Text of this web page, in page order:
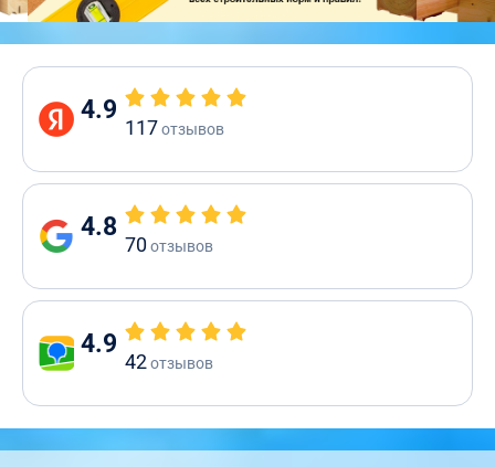
4.9
117отзывов
4.8
70отзывов
4.9
42отзывов